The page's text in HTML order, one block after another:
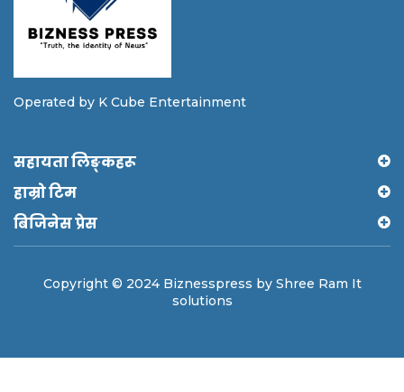
Operated by K Cube Entertainment
सहायता लिङ्कहरू
हाम्रो टिम
बिजिनेस प्रेस
Copyright © 2024 Biznesspress by Shree Ram It
solutions